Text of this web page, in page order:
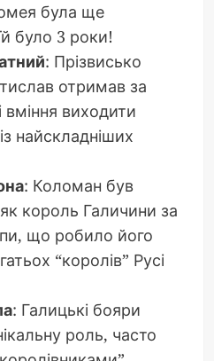
була ще
було 3 роки!
: Прізвисько
отримав за
вміння виходити
найскладніших
: Коломан був
король Галичини за
що робило його
“королів” Русі
: Галицькі бояри
роль, часто